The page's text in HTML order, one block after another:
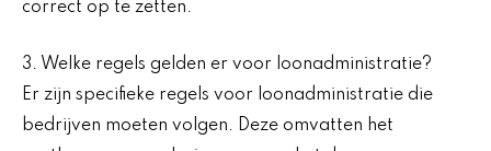
correct op te zetten.
3. Welke regels gelden er voor loonadministratie?
Er zijn specifieke regels voor loonadministratie die
bedrijven moeten volgen. Deze omvatten het